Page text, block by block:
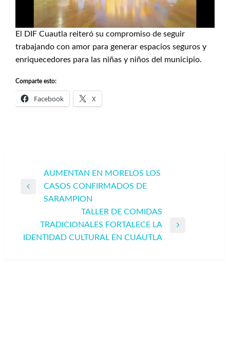
El DIF Cuautla reiteró su compromiso de seguir
trabajando con amor para generar espacios seguros y
enriquecedores para las niñas y niños del municipio.
Comparte esto:
Facebook X
Navegación
de
entradas
AUMENTAN EN MORELOS LOS
CASOS CONFIRMADOS DE
SARAMPION
TALLER DE COMIDAS
TRADICIONALES FORTALECE LA
IDENTIDAD CULTURAL EN CUAUTLA